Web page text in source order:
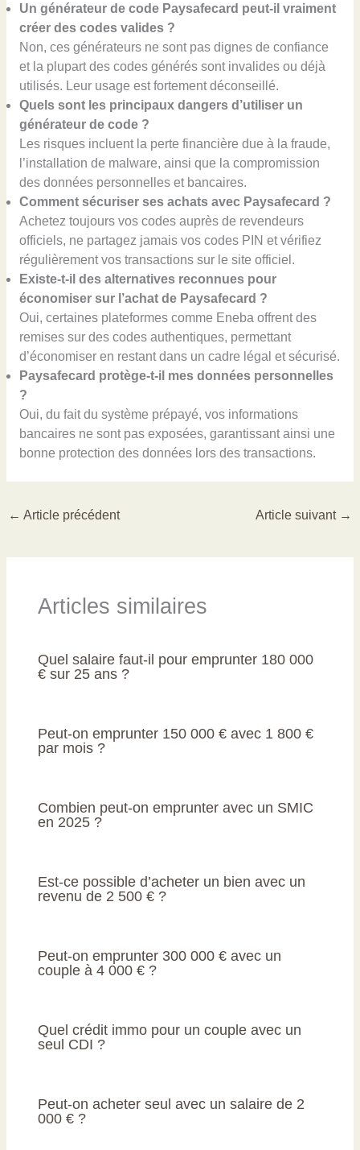
Un générateur de code Paysafecard peut-il vraiment
créer des codes valides ?
Non, ces générateurs ne sont pas dignes de confiance
et la plupart des codes générés sont invalides ou déjà
utilisés. Leur usage est fortement déconseillé.
Quels sont les principaux dangers d’utiliser un
générateur de code ?
Les risques incluent la perte financière due à la fraude,
l’installation de malware, ainsi que la compromission
des données personnelles et bancaires.
Comment sécuriser ses achats avec Paysafecard ?
Achetez toujours vos codes auprès de revendeurs
officiels, ne partagez jamais vos codes PIN et vérifiez
régulièrement vos transactions sur le site officiel.
Existe-t-il des alternatives reconnues pour
économiser sur l’achat de Paysafecard ?
Oui, certaines plateformes comme Eneba offrent des
remises sur des codes authentiques, permettant
d’économiser en restant dans un cadre légal et sécurisé.
Paysafecard protège-t-il mes données personnelles
?
Oui, du fait du système prépayé, vos informations
bancaires ne sont pas exposées, garantissant ainsi une
bonne protection des données lors des transactions.
← Article précédent Article suivant →
Articles similaires
Quel salaire faut-il pour emprunter 180 000
€ sur 25 ans ?
Peut-on emprunter 150 000 € avec 1 800 €
par mois ?
Combien peut-on emprunter avec un SMIC
en 2025 ?
Est-ce possible d’acheter un bien avec un
revenu de 2 500 € ?
Peut-on emprunter 300 000 € avec un
couple à 4 000 € ?
Quel crédit immo pour un couple avec un
seul CDI ?
Peut-on acheter seul avec un salaire de 2
000 € ?